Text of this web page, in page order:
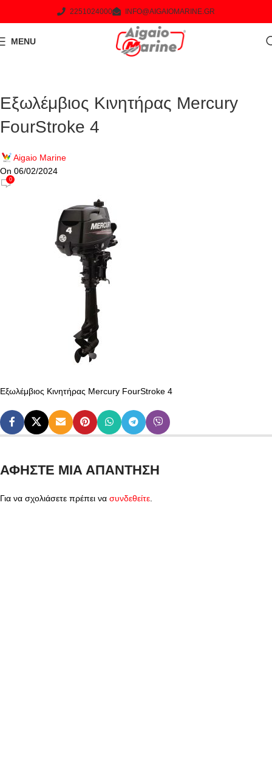
2251024000 INFO@AIGAIOMARINE.GR
MENU
Εξωλέμβιος Κινητήρας Mercury
FourStroke 4
Aigaio Marine
On 06/02/2024
0
Εξωλέμβιος Κινητήρας Mercury FourStroke 4
ΑΦΉΣΤΕ ΜΙΑ ΑΠΆΝΤΗΣΗ
Για να σχολιάσετε πρέπει να συνδεθείτε